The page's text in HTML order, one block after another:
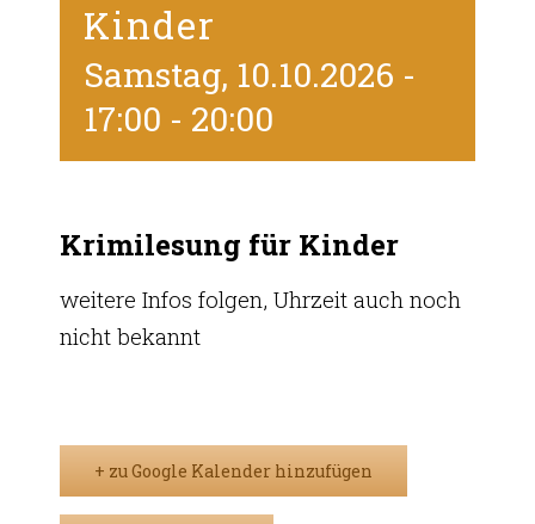
Kinder
Samstag, 10.10.2026 -
17:00 - 20:00
Krimilesung für Kinder
weitere Infos folgen, Uhrzeit auch noch
nicht bekannt
+ zu Google Kalender hinzufügen